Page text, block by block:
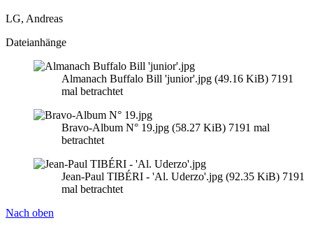
LG, Andreas
Dateianhänge
Almanach Buffalo Bill 'junior'.jpg (49.16 KiB) 7191
mal betrachtet
Bravo-Album N° 19.jpg (58.27 KiB) 7191 mal
betrachtet
Jean-Paul TIBÉRI - 'Al. Uderzo'.jpg (92.35 KiB) 7191
mal betrachtet
Nach oben